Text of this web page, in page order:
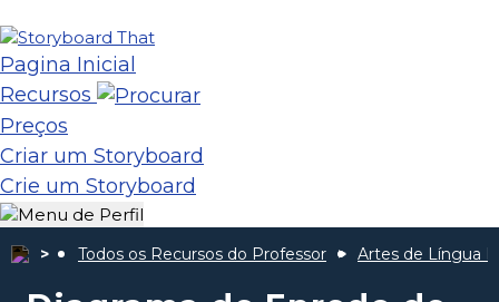
Pagina Inicial
Recursos
Preços
Criar um Storyboard
Crie um Storyboard
Todos os Recursos do Professor Artes de Língua